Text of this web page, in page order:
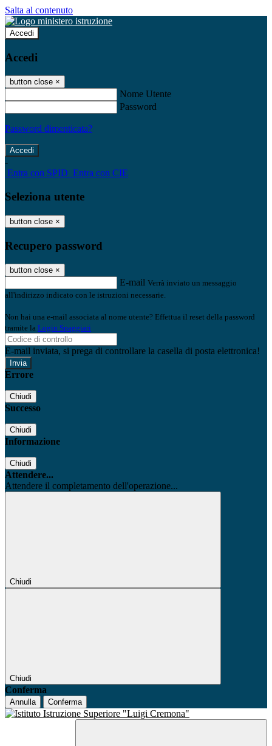
Salta al contenuto
Accedi
Accedi
button close ×
Nome Utente
Password
Password dimenticata?
-
Entra con SPID Entra con CIE
Seleziona utente
button close ×
Recupero password
button close ×
E-mail Verrà inviato un messaggio
all'indirizzo indicato con le istruzioni necessarie.
Non hai una e-mail associata al nome utente? Effettua il reset della password
tramite la Login Spaggiari
E-mail inviata, si prega di controllare la casella di posta elettronica!
Errore
Chiudi
Successo
Chiudi
Informazione
Chiudi
Attendere...
Attendere il completamento dell'operazione...
Chiudi
Chiudi
Conferma
Annulla Conferma